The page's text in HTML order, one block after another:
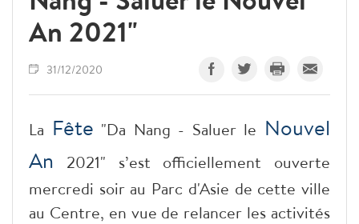
An 2021"
31/12/2020
La Fête "Da Nang - Saluer le Nouvel
An 2021" s’est officiellement ouverte
mercredi soir au Parc d'Asie de cette ville
au Centre, en vue de relancer les activités